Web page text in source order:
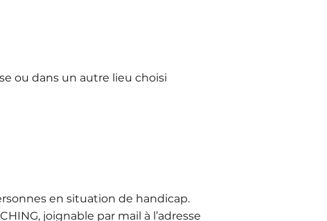
ou dans un autre lieu choisi
en situation de handicap.
joignable par mail à l’adresse